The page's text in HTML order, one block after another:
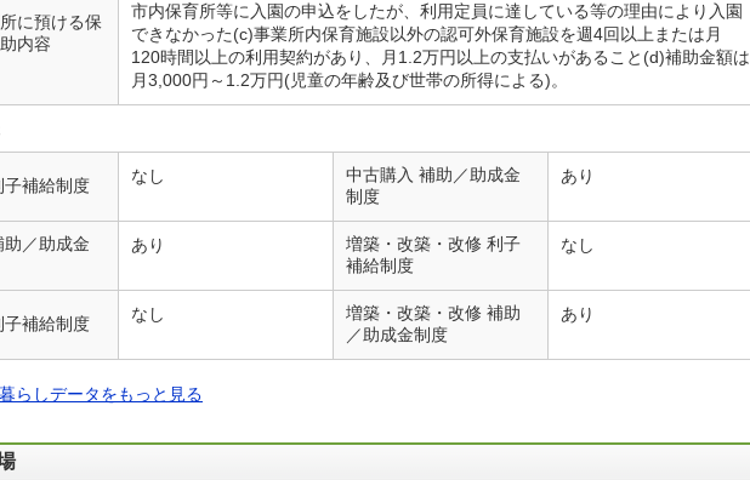
に預ける保
内容
市内保育所等に入園の申込をしたが、利用定員に達している等の理由により入園
できなかった(c)事業所内保育施設以外の認可外保育施設を週4回以上または月
120時間以上の利用契約があり、月1.2万円以上の支払いがあること(d)補助金額は
月3,000円～1.2万円(児童の年齢及び世帯の所得による)。
子補給制度 なし
中古購入 補助／助成金
制度
あり
／助成金
あり
増築・改築・改修 利子
補給制度
なし
補給制度 なし
増築・改築・改修 補助
／助成金制度
あり
らしデータをもっと見る